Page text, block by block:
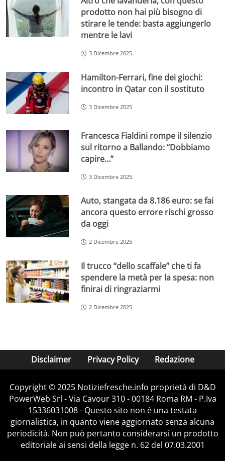
prodotto non hai più bisogno di
stirare le tende: basta aggiungerlo
mentre le lavi
3 Dicembre 2025
Hamilton-Ferrari, fine dei giochi:
incontro in Qatar con il sostituto
3 Dicembre 2025
Francesca Fialdini rompe il silenzio
sul ritorno a Ballando: “Dobbiamo
capire…”
3 Dicembre 2025
Auto, stangata da 8.186 euro: se fai
ancora questo errore rischi grosso
da oggi
2 Dicembre 2025
Il trucco “dello scaffale” che ti fa
spendere la metà per la spesa: non
finirai di ringraziarmi
2 Dicembre 2025
Disclaimer Privacy Policy Redazione
Copyright © 2025 Notiziefresche.info proprietà di D&D
PowerWeb Srl - Via Cavour 310 - 00184 Roma RM - P.Iva
15336031008 - Questo sito non è una testata
giornalistica, in quanto viene aggiornato senza alcuna
periodicità. Non può pertanto considerarsi un prodotto
editoriale ai sensi della legge n. 62 del 07.03.2001